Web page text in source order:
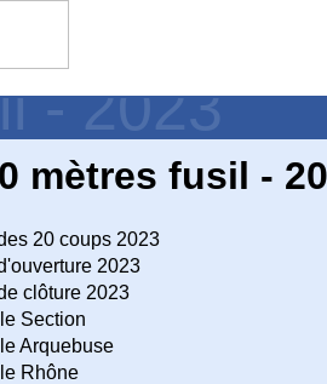
- 2023
mètres fusil -
20 coups 2023
2023
clôture 2023
Section
Arquebuse
Rhône